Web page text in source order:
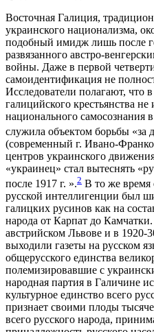
Восточная Галиция,
украинского национализма,
подобный имидж лишь после
развязанного австро-
войны. Даже в первой
самоидентификация не
Исследователи полагают, что
галицийского крестьянства
национального самосознания
служила объектом борьбы «за
(современный г. Ивано-
центров украинского
«украинец» стал вытеснять
после 1917 г. ».2 В то же время
русской интеллигенции был
галицких русинов как на
народа от Карпат до
австрийском Львове и в 1920-
выходили газеты на русском
общерусского единства
полемизировавшие с
народная партия в Галичине
культурное единство всего
признает своими плоды
всего русского народа,